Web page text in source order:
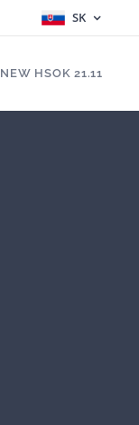
SK
NEW HSOK 21.11